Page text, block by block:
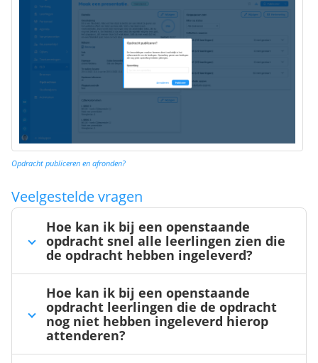
Opdracht publiceren en afronden?
Veelgestelde vragen
Hoe kan ik bij een openstaande
opdracht snel alle leerlingen zien die
de opdracht hebben ingeleverd?
Hoe kan ik bij een openstaande
opdracht leerlingen die de opdracht
nog niet hebben ingeleverd hierop
attenderen?